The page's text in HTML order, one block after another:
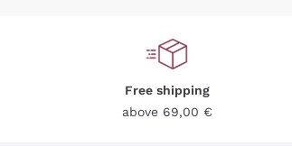
Free shipping
above 69,00 €